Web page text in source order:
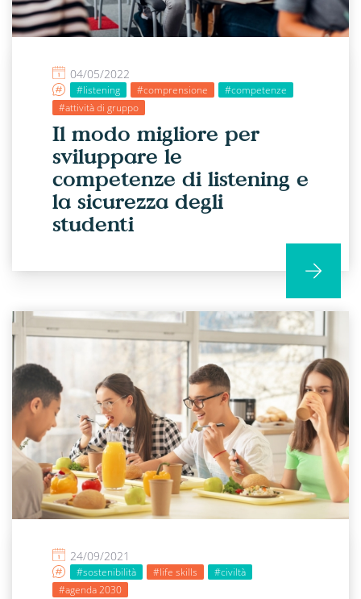
04/05/2022
#listening #comprensione
#competenze
#attività di gruppo
Il modo migliore per
sviluppare le
competenze di listening e
la sicurezza degli
studenti
24/09/2021
#sostenibilità #life skills
#civiltà
#agenda 2030